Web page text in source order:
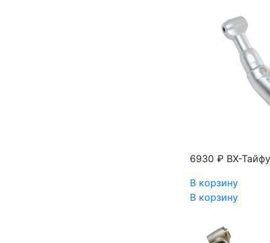
6930 ₽ ВХ-
В корзину
В корзину